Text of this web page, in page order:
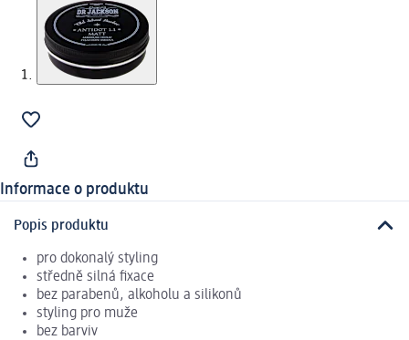
Informace o produktu
Popis produktu
pro dokonalý styling
středně silná fixace
bez parabenů, alkoholu a silikonů
styling pro muže
bez barviv